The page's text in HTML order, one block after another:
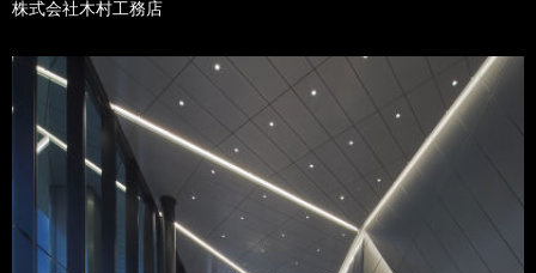
株式会社木村工務店